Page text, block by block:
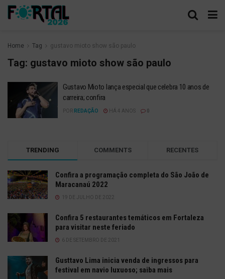
Home Tag gustavo mioto show são paulo
Tag: gustavo mioto show são paulo
Gustavo Mioto lança especial que celebra 10 anos de
carreira; confira
POR REDAÇÃO HÁ 4 ANOS
TRENDING COMMENTS RECENTES
Confira a programação completa do São João de
Maracanaú 2022
19 DE JULHO DE 2022
Confira 5 restaurantes temáticos em Fortaleza
para visitar neste feriado
6 DE SETEMBRO DE 2021
Gusttavo Lima inicia venda de ingressos para
festival em navio luxuoso; saiba mais